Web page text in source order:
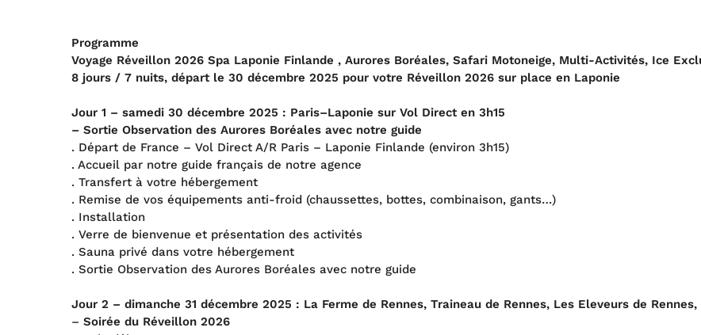
Programme
Voyage Réveillon 2026 Spa Laponie Finlande , Aurores Boréales, Safari Motoneige, Multi-Activités, Ice
8 jours / 7 nuits, départ le 30 décembre 2025 pour votre Réveillon 2026 sur place en Laponie
Jour 1 – samedi 30 décembre 2025 : Paris–Laponie sur Vol Direct en 3h15
– Sortie Observation des Aurores Boréales avec notre guide
. Départ de France – Vol Direct A/R Paris – Laponie Finlande (environ 3h15)
. Accueil par notre guide français de notre agence
. Transfert à votre hébergement
. Remise de vos équipements anti-froid (chaussettes, bottes, combinaison, gants…)
. Installation
. Verre de bienvenue et présentation des activités
. Sauna privé dans votre hébergement
. Sortie Observation des Aurores Boréales avec notre guide
Jour 2 – dimanche 31 décembre 2025 : La Ferme de Rennes, Traineau de Rennes, Les Eleveurs de
– Soirée du Réveillon 2026